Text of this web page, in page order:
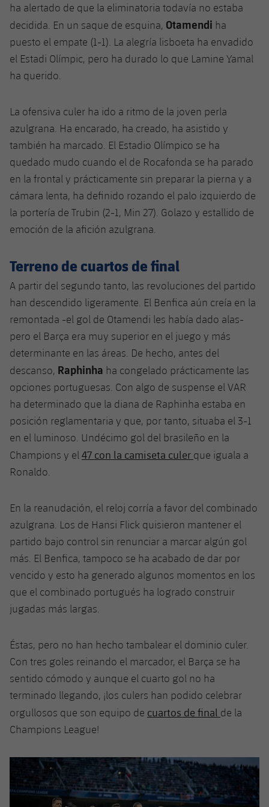
ha alertado de que la eliminatoria todavía no estaba
decidida. En un saque de esquina, Otamendi ha
puesto el empate (1-1). La alegría lisboeta ha envadido
el Estadi Olímpic, pero ha durado lo que Lamine Yamal
ha querido.
La ofensiva culer ha ido a ritmo de la joven perla
azulgrana. Ha encarado, ha creado, ha asistido y
también ha marcado. El Estadio Olímpico se ha
quedado mudo cuando el de Rocafonda se ha parado
en la frontal y prácticamente sin preparar la pierna y a
cámara lenta, ha definido rozando el palo izquierdo de
la portería de Trubin (2-1, Min 27). Golazo y estallido de
emoción de la afición azulgrana.
Terreno de cuartos de final
A partir del segundo tanto, las revoluciones del partido
han descendido ligeramente. El Benfica aún creía en la
remontada -el gol de Otamendi les había dado alas-
pero el Barça era muy superior en el juego y más
determinante en las áreas. De hecho, antes del
descanso, Raphinha ha congelado prácticamente las
opciones portuguesas. Con algo de suspense el VAR
ha determinado que la diana de Raphinha estaba en
posición reglamentaria y que, por tanto, situaba el 3-1
en el luminoso. Undécimo gol del brasileño en la
Champions y el 47 con la camiseta culer que iguala a
Ronaldo.
En la reanudación, el reloj corría a favor del combinado
azulgrana. Los de Hansi Flick quisieron mantener el
partido bajo control sin renunciar a marcar algún gol
más. El Benfica, tampoco se ha acabado de dar por
vencido y esto ha generado algunos momentos en los
que el combinado portugués ha logrado construir
jugadas más largas.
Éstas, pero no han hecho tambalear el dominio culer.
Con tres goles reinando el marcador, el Barça se ha
sentido cómodo y aunque el cuarto gol no ha
terminado llegando, ¡los culers han podido celebrar
orgullosos que son equipo de cuartos de final de la
Champions League!
label.aria.chevronleft Siguiente